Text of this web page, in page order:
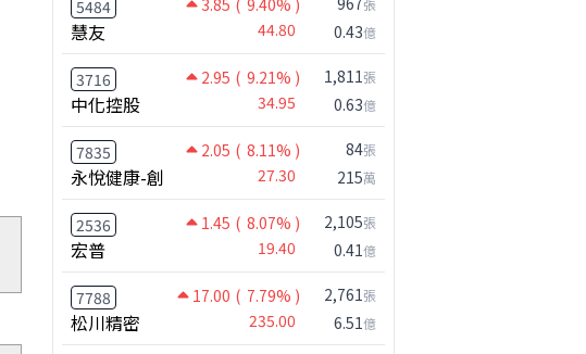
5484
慧友 44.80 0.43億
3716 2.95 ( 9.21% )
中化控股 34.95
1,811張
0.63億
7835 2.05 ( 8.11% )
永悅健康-創 27.30
84張
215萬
2536 1.45 ( 8.07% )
宏普 19.40
2,105張
0.41億
7788 17.00 ( 7.79% )
松川精密 235.00
2,761張
6.51億